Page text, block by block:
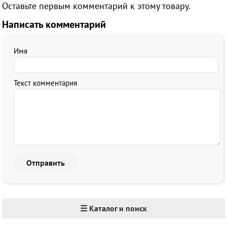
Оставьте первым комментарий к этому товару.
Написать комментарий
Имя
Текст комментария
☰ Каталог и поиск